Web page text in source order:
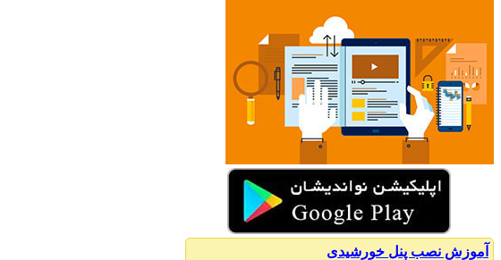
آموزش نصب پنل خورشیدی